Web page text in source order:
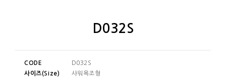
D032S
CODE
D032S
사이즈(Size)
샤워욕조형